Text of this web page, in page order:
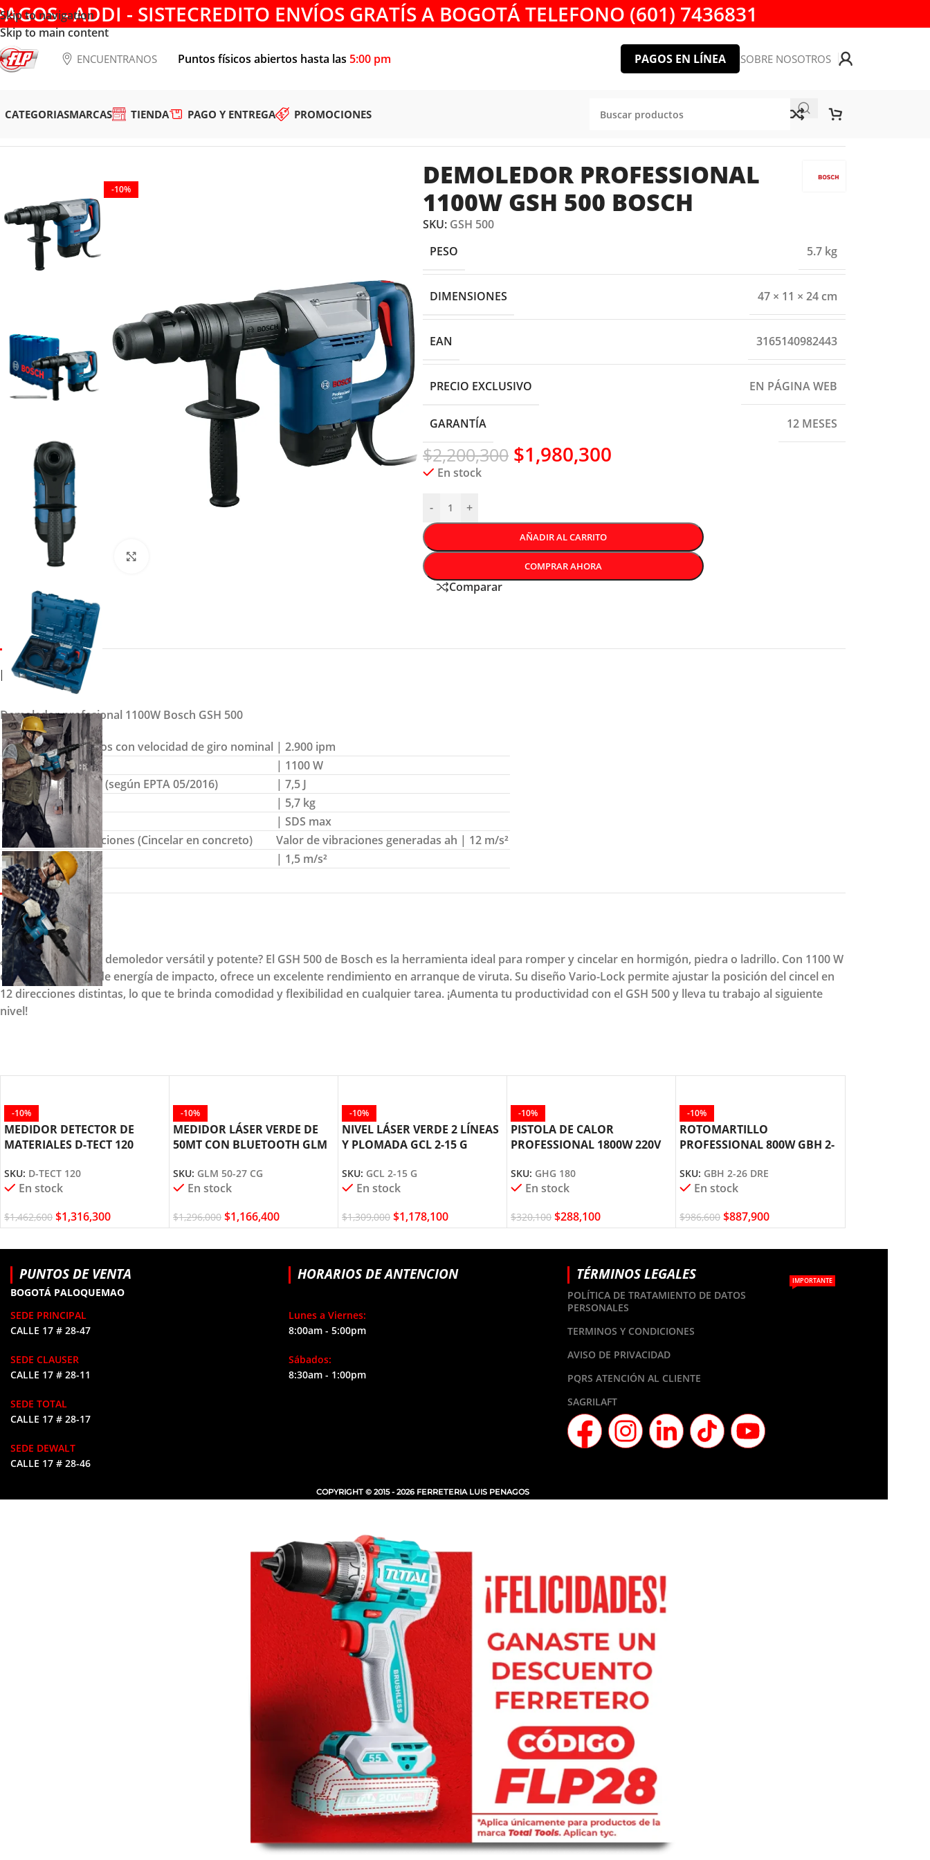
Skip to navigation
Skip to main content
- ADDI - SISTECREDITO ENVÍOS GRATÍS A BOGOTÁ TELEFONO (601) 7436831
ENCUENTRANOS Puntos físicos abiertos hasta las 5:00 pm PAGOS EN LÍNEA SOBRE NOSOTROS
CATEGORIASMARCAS TIENDA PAGO Y ENTREGA PROMOCIONES
-10%
DEMOLEDOR PROFESSIONAL
1100W GSH 500 BOSCH
SKU: GSH 500
PESO
5.7 kg
DIMENSIONES 47 × 11 × 24 cm
EAN 3165140982443
PRECIO EXCLUSIVO EN PÁGINA WEB
GARANTÍA 12 MESES
$2,200,300 $1,980,300
En stock
- +
AÑADIR AL CARRITO
COMPRAR AHORA
Comparar
DETALLES
Demoledor profesional 1100W Bosch GSH 500
Número de impactos con velocidad de giro nominal | 2.900 ipm
Potencia absorbida
| 1100 W
Energía de impacto (según EPTA 05/2016)
| 7,5 J
Peso
| 5,7 kg
Portaherramientas
| SDS max
Nivel total de vibraciones (Cincelar en concreto)
Valor de vibraciones generadas ah | 12 m/s²
Tolerancia K
| 1,5 m/s²
DESCRIPCION
¿Buscas un martillo demoledor versátil y potente? El GSH 500 de Bosch es la herramienta ideal para romper y cincelar en hormigón, piedra o ladrillo. Con 1100 W
de potencia y 7,5 J de energía de impacto, ofrece un excelente rendimiento en arranque de viruta. Su diseño Vario-Lock permite ajustar la posición del cincel en
12 direcciones distintas, lo que te brinda comodidad y flexibilidad en cualquier tarea. ¡Aumenta tu productividad con el GSH 500 y lleva tu trabajo al siguiente
nivel!
-10%
MEDIDOR DETECTOR DE
MATERIALES D-TECT 120
SKU: D-TECT 120
En stock
$1,462,600 $1,316,300
-10%
MEDIDOR LÁSER VERDE DE
50MT CON BLUETOOTH GLM
SKU: GLM 50-27 CG
En stock
$1,296,000 $1,166,400
-10%
NIVEL LÁSER VERDE 2 LÍNEAS
Y PLOMADA GCL 2-15 G
SKU: GCL 2-15 G
En stock
$1,309,000 $1,178,100
-10%
PISTOLA DE CALOR
PROFESSIONAL 1800W 220V
SKU: GHG 180
En stock
$320,100 $288,100
-10%
ROTOMARTILLO
PROFESSIONAL 800W GBH 2-
SKU: GBH 2-26 DRE
En stock
$986,600 $887,900
PUNTOS DE VENTA
BOGOTÁ PALOQUEMAO
SEDE PRINCIPAL
CALLE 17 # 28-47
SEDE CLAUSER
CALLE 17 # 28-11
SEDE TOTAL
CALLE 17 # 28-17
SEDE DEWALT
CALLE 17 # 28-46
HORARIOS DE ANTENCION
Lunes a Viernes:
8:00am - 5:00pm
Sábados:
8:30am - 1:00pm
TÉRMINOS LEGALES
POLÍTICA DE TRATAMIENTO DE DATOS
PERSONALES
IMPORTANTE
TERMINOS Y CONDICIONES
AVISO DE PRIVACIDAD
PQRS ATENCIÓN AL CLIENTE
SAGRILAFT
COPYRIGHT © 2015 - 2026 FERRETERIA LUIS PENAGOS